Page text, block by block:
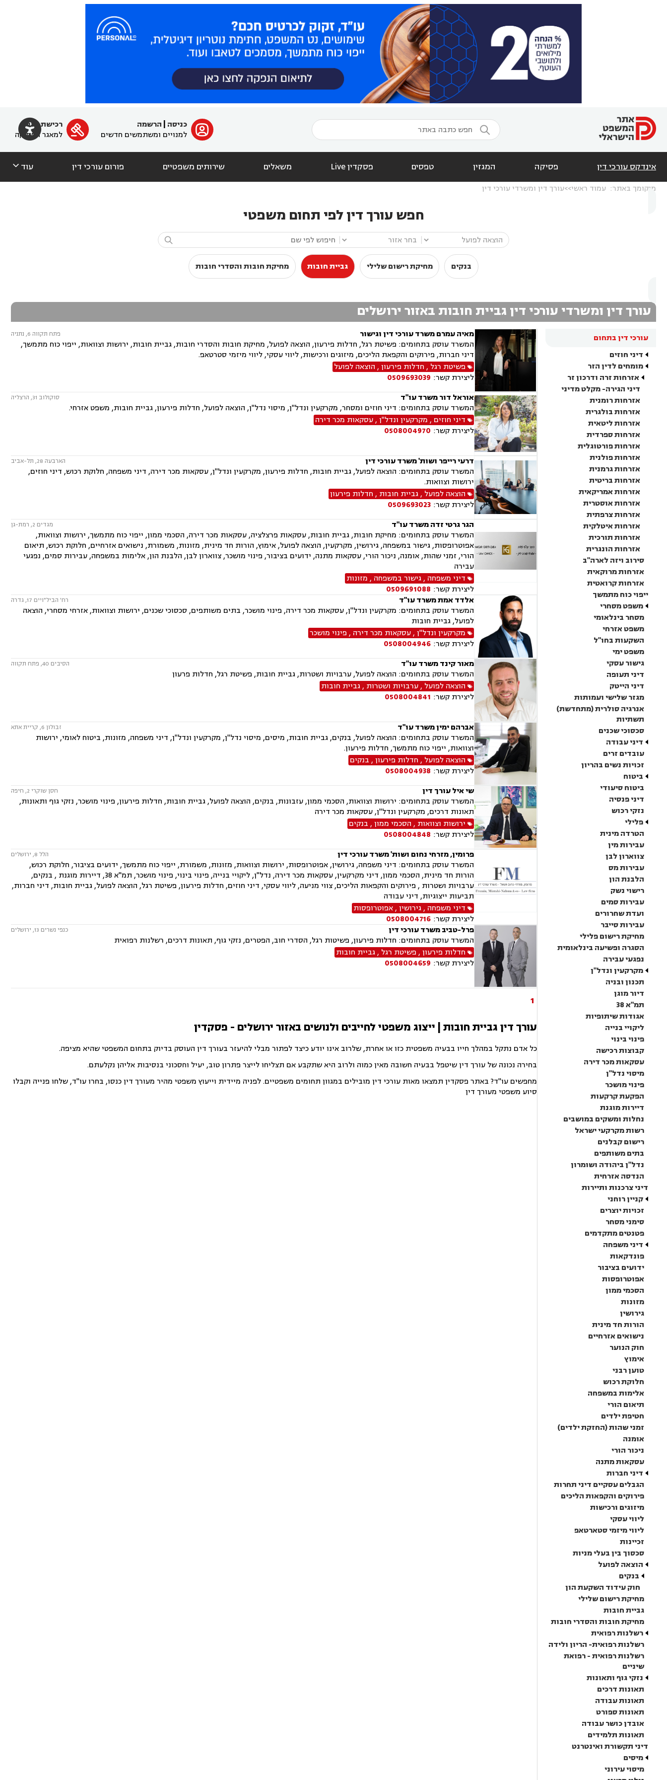
  ﱐ כניסה
הרשמה
למנויים ומשתמשים חדשים

רכישת מנוי
למאגר הפסיקה
אינדקס עורכי דין פסיקה המגזין טפסים פסקדין Live משאלים שירותים משפטיים פורום עורכי דין עוד 
מיקומך באתר: עמוד ראשי עורך דין ומשרדי עורכי דין
חפש עורך דין לפי תחום משפטי

בנקים מחיקת רישום שלילי גביית חובות מחיקת חובות והסדרי חובות
עורך דין ומשרדי עורכי דין גביית חובות באזור ירושלים
עורכי דין בתחום
דיני חוזים
מומחים לדין הזר
אזרחות זרה ודרכון זר
דיני הגירה- מקלט מדיני
אזרחות רומנית
אזרחות בולגרית
אזרחות ליטאית
אזרחות ספרדית
אזרחות פורטוגלית
אזרחות פולנית
אזרחות גרמנית
אזרחות בריטית
אזרחות אמריקאית
אזרחות אוסטרית
אזרחות צרפתית
אזרחות איטלקית
אזרחות תורכית
אזרחות הונגרית
סירוב ויזה לארה"ב
אזרחות מרוקאית
אזרחות קרואטית
ייפוי כוח מתמשך
משפט מסחרי
מסחר בינלאומי
משפט אזרחי
השקעות בחו"ל
משפט ימי
גישור עסקי
דיני תעופה
דיני הייטק
מגזר שלישי ועמותות
אנרגיה סולרית (מתחדשת)
תשתיות
סכסוכי שכנים
דיני עבודה
עובדים זרים
זכויות נשים בהריון
ביטוח
ביטוח סיעודי
דיני פנסיה
נזקי רכוש
פלילי
הטרדה מינית
עבירות מין
צווארון לבן
עבירות מס
הלבנת הון
רישוי נשק
עבירות סמים
ועדת שחרורים
עבירות סייבר
מחיקת רישום פלילי
הסגרה ופשיעה בינלאומית
נפגעי עבירה
מקרקעין ונדל"ן
תכנון ובניה
דיור מוגן
תמ"א 38
אגודות שיתופיות
ליקויי בנייה
פינוי בינוי
קבוצות רכישה
עסקאות מכר דירה
מיסוי נדל"ן
פינוי מושכר
הפקעת קרקעות
דיירות מוגנת
נחלות ומשקים במושבים
רשות מקרקעי ישראל
רישום קבלנים
בתים משותפים
נדל"ן ביהודה ושומרון
הנדסה אזרחית
דיני צרכנות ותיירות
קניין רוחני
זכויות יוצרים
סימני מסחר
פטנטים מתקדמים
דיני משפחה
פונדקאות
ידועים בציבור
אפוטרופסות
הסכמי ממון
מזונות
גירושין
הורות חד מינית
נישואים אזרחיים
חוק הנוער
אימוץ
טוען רבני
חלוקת רכוש
אלימות במשפחה
תיאום הורי
חטיפת ילדים
זמני שהות (החזקת ילדים)
אומנה
ניכור הורי
עסקאות מתנה
דיני חברות
הגבלים עסקיים דיני תחרות
פירוקים והקפאות הליכים
מיזוגים ורכישות
ליווי עסקי
ליווי מיזמי סטארטאפ
זכיינות
סכסוך בין בעלי מניות
הוצאה לפועל
בנקים
חוק עידוד השקעת הון
מחיקת רישום שלילי
גביית חובות
מחיקת חובות והסדרי חובות
רשלנות רפואית
רשלנות רפואית- הריון ולידה
רשלנות רפואית - רפואת
שיניים
נזקי גוף ותאונות
תאונות דרכים
תאונות עבודה
תאונות ספורט
אובדן כושר עבודה
תאונות תלמידים
דיני תקשורת ואינטרנט
מיסים
מיסוי עירוני
מאיה עמרם משרד עורכי דין וגישור פתח תקווה 6, נתניה
המשרד עוסק בתחומים: פשיטת רגל, חדלות פירעון, הוצאה לפועל, מחיקת חובות והסדרי חובות, גביית חובות, ירושות וצוואות, ייפוי כוח מתמשך,
דיני חברות, פירוקים והקפאת הליכים, מיזוגים ורכישות, ליווי עסקי, ליווי מיזמי סטרטאפ.
פשיטת רגל , חדלות פירעון, הוצאה לפועל
ליצירת קשר: 0509693039
אוראל דור משרד עו"ד
סוקולוב 31, הרצליה
המשרד עוסק בתחומים: דיני חוזים ומסחר, מקרקעין ונדל"ן, מיסוי נדל"ן, הוצאה לפועל, חדלות פירעון, גביית חובות, משפט אזרחי.
דיני חוזים , מקרקעין ונדל"ן,עסקאות מכר דירה
ליצירת קשר: 0508004970
דרעי רייפר ושות' משרד עורכי דין הארבעה 28, תל-אביב
המשרד עוסק בתחומים: הוצאה לפועל, גביית חובות, חדלות פירעון, מקרקעין ונדל"ן, עסקאות מכר דירה, דיני משפחה, חלוקת רכוש, דיני חוזים,
ירושות וצוואות.
הוצאה לפועל ,גביית חובות , חדלות פירעון
ליצירת קשר: 0509693023
הגר גרטי זדה משרד עו"ד
מגדים 2, רמת-גן
המשרד עוסק בתחומים: מחיקת חובות, גביית חובות, עסקאות פרצלציה, עסקאות מכר דירה, הסכמי ממון, ייפוי כוח מתמשך, ירושות וצוואות,
אפוטרופסות, גישור במשפחה, גירושין, מקרקעין, הוצאה לפועל, אימוץ, הורות חד מינית, מזונות, משמורת, נישואים אזרחיים, חלוקת רכוש, תיאום
הורי, זמני שהות, אומנה, ניכור הורי, עסקאות מתנה, ידועים בציבור, פינוי מושכר, צווארון לבן, הלבנת הון, אלימות במשפחה, עבירות סמים, נפגעי
עבירה
דיני משפחה ,גישור במשפחה , מזונות
ליצירת קשר: 0509691088
אלדד אמת משרד עו"ד
רח' הביל"ויים 17, גדרה
המשרד עוסק בתחומים: מקרקעין ונדל"ן, עסקאות מכר דירה, פינוי מושכר, בתים משותפים, סכסוכי שכנים, ירושות וצוואות, אזרחי מסחרי, הוצאה
לפועל, גביית חובות
מקרקעין ונדל"ן,עסקאות מכר דירה , פינוי מושכר
ליצירת קשר: 0508004946
מאור קינד משרד עו"ד
הסיבים 40, פתח תקווה
המשרד עוסק בתחומים: הוצאה לפועל, ערבויות ושטרות, גביית חובות, פשיטת רגל, חדלות פרעון
הוצאה לפועל ,ערבויות ושטרות ,גביית חובות
ליצירת קשר: 0508004841
אברהם ימין משרד עו"ד זבולון 6, קריית אתא
המשרד עוסק בתחומים: הוצאה לפועל, בנקים, גביית חובות, מיסים, מיסוי נדל"ן, מקרקעין ונדל"ן, דיני משפחה, מזונות, ביטוח לאומי, ירושות
וצוואות, ייפוי כוח מתמשך, חדלות פירעון.
הוצאה לפועל , חדלות פירעון, בנקים
ליצירת קשר: 0508004938
שי איל עורך דין
חסן שוקרי 2, חיפה
המשרד עוסק בתחומים: ירושות וצוואות, הסכמי ממון, עזבונות, בנקים, הוצאה לפועל, גביית חובות, חדלות פירעון, פינוי מושכר, נזקי גוף ותאונות,
תאונות דרכים, מקרקעין ונדל"ן, עסקאות מכר דירה
ירושות וצוואות , הסכמי ממון, בנקים
ליצירת קשר: 0508004848
פרומין, מזרחי נחום ושות' משרד עורכי דין
הלל 8, ירושלים
המשרד עוסק בתחומים: דיני משפחה, גירושין, אפוטרופסות, ירושות וצוואות, מזונות, משמורת, ייפוי כוח מתמשך, ידועים בציבור, חלוקת רכוש,
הורות חד מינית, הסכמי ממון, דיני מקרקעין, עסקאות מכר דירה, נדל"ן, ליקויי בנייה, פינוי בינוי, פינוי מושכר, תמ"א 38, דיירות מוגנת , בנקים,
ערבויות ושטרות , פירוקים והקפאות הליכים, צווי מניעה, ליווי עסקי, דיני חוזים, חדלות פירעון, פשיטת רגל, הוצאה לפועל, גביית חובות, דיני חברות,
תביעות ייצוגיות, דיני עבודה
דיני משפחה ,גירושין,אפוטרופסות
ליצירת קשר: 0508004716
פרל-טביב משרד עורכי דין
כנפי נשרים 13, ירושלים
המשרד עוסק בתחומים: חדלות פירעון, פשיטות רגל, הסדרי חוב, הפטרים, נזקי גוף, תאונות דרכים, רשלנות רפואית
חדלות פירעון, פשיטת רגל ,גביית חובות
ליצירת קשר: 0508004659
1
עורך דין גביית חובות | ייצוג משפטי לחייבים ולנושים באזור ירושלים - פסקדין
כל אדם נתקל במהלך חייו בבעיה משפטית כזו או אחרת, שלרוב אינו יודע כיצד לפתור מבלי להיעזר בעורך דין העוסק בדיוק בתחום המשפטי שהיא מציפה.
בחירה נכונה של עורך דין שיטפל בבעיה חשובה מאין כמוה ולרוב היא שתקבע אם תצליחו לייצר פתרון טוב, יעיל וחסכוני בנסיבות אליהן נקלעתם.
מחפשים עו"ד? באתר פסקדין תמצאו מאות עורכי דין מובילים במגוון תחומים משפטיים. לפניה מיידית וייעוץ משפטי מהיר מעורך דין כנסו, בחרו עו"ד, שלחו פנייה וקבלו
סיוע משפטי מעורך דין